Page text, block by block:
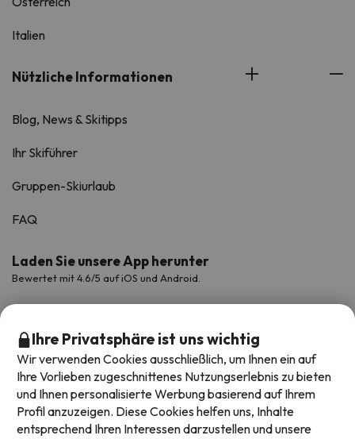
Italien
Nützliche Informationen
Blog, News & Skitipps
Ihr Skiführer
Gruppen-Skiurlaub
FAQ
Laden Sie unsere App herunter
Bewertet mit 4.6/5 auf iOS und Android.
Ihre Privatsphäre ist uns wichtig
Wir verwenden Cookies ausschließlich, um Ihnen ein auf
Ihre Vorlieben zugeschnittenes Nutzungserlebnis zu bieten
und Ihnen personalisierte Werbung basierend auf Ihrem
Profil anzuzeigen. Diese Cookies helfen uns, Inhalte
entsprechend Ihren Interessen darzustellen und unsere